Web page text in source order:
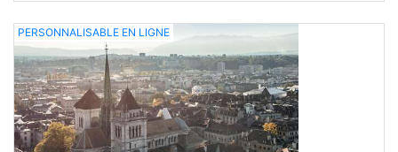
PERSONNALISABLE EN LIGNE